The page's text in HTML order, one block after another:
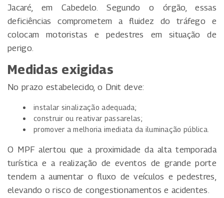
Jacaré, em Cabedelo. Segundo o órgão, essas
deficiências comprometem a fluidez do tráfego e
colocam motoristas e pedestres em situação de
perigo.
Medidas exigidas
No prazo estabelecido, o Dnit deve:
instalar sinalização adequada;
construir ou reativar passarelas;
promover a melhoria imediata da iluminação pública.
O MPF alertou que a proximidade da alta temporada
turística e a realização de eventos de grande porte
tendem a aumentar o fluxo de veículos e pedestres,
elevando o risco de congestionamentos e acidentes.